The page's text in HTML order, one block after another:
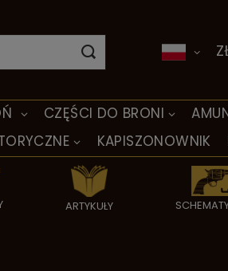
CZĘŚCI DO BRONI
KAPISZONOWNIK
ARTYKUŁY